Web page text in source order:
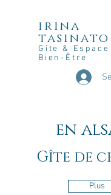
irina
tasinato
Gîte & Espace
Bien-Être
en
Gîte de
Plus